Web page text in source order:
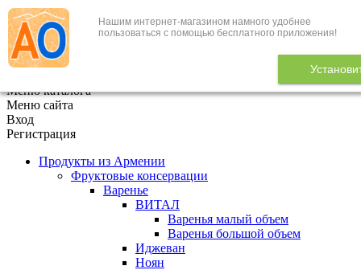
Нашим интернет-магазином намного удобнее
пользоваться с помощью бесплатного приложения!
+7 (495) 646-888-1
В корзине 0
Меню каталога
Меню сайта
Вход
Регистрация
Продукты из Армении
Фруктовые консервации
Варенье
ВИТАЛ
Варенья малый объем
Варенья большой объем
Иджеван
Ноян